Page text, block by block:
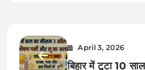
April 3, 2026
बिहार में टूटा 10